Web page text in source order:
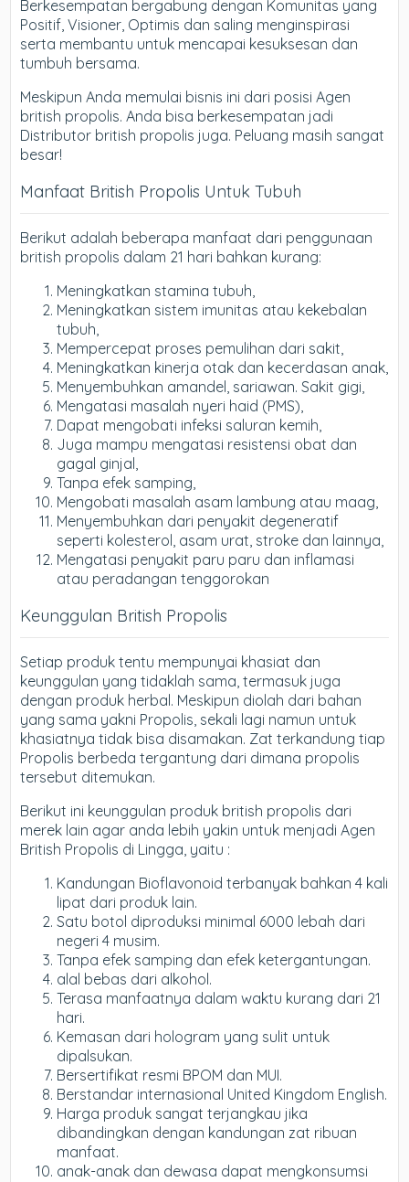
Berkesempatan bergabung dengan Komunitas yang
Positif, Visioner, Optimis dan saling menginspirasi
serta membantu untuk mencapai kesuksesan dan
tumbuh bersama.
Meskipun Anda memulai bisnis ini dari posisi Agen
british propolis. Anda bisa berkesempatan jadi
Distributor british propolis juga. Peluang masih sangat
besar!
Manfaat British Propolis Untuk Tubuh
Berikut adalah beberapa manfaat dari penggunaan
british propolis dalam 21 hari bahkan kurang:
Meningkatkan stamina tubuh,
Meningkatkan sistem imunitas atau kekebalan
tubuh,
Mempercepat proses pemulihan dari sakit,
Meningkatkan kinerja otak dan kecerdasan anak,
Menyembuhkan amandel, sariawan. Sakit gigi,
Mengatasi masalah nyeri haid (PMS),
Dapat mengobati infeksi saluran kemih,
Juga mampu mengatasi resistensi obat dan
gagal ginjal,
Tanpa efek samping,
Mengobati masalah asam lambung atau maag,
Menyembuhkan dari penyakit degeneratif
seperti kolesterol, asam urat, stroke dan lainnya,
Mengatasi penyakit paru paru dan inflamasi
atau peradangan tenggorokan
Keunggulan British Propolis
Setiap produk tentu mempunyai khasiat dan
keunggulan yang tidaklah sama, termasuk juga
dengan produk herbal. Meskipun diolah dari bahan
yang sama yakni Propolis, sekali lagi namun untuk
khasiatnya tidak bisa disamakan. Zat terkandung tiap
Propolis berbeda tergantung dari dimana propolis
tersebut ditemukan.
Berikut ini keunggulan produk british propolis dari
merek lain agar anda lebih yakin untuk menjadi Agen
British Propolis di Lingga, yaitu :
Kandungan Bioflavonoid terbanyak bahkan 4 kali
lipat dari produk lain.
Satu botol diproduksi minimal 6000 lebah dari
negeri 4 musim.
Tanpa efek samping dan efek ketergantungan.
alal bebas dari alkohol.
Terasa manfaatnya dalam waktu kurang dari 21
hari.
Kemasan dari hologram yang sulit untuk
dipalsukan.
Bersertifikat resmi BPOM dan MUI.
Berstandar internasional United Kingdom English.
Harga produk sangat terjangkau jika
dibandingkan dengan kandungan zat ribuan
manfaat.
anak-anak dan dewasa dapat mengkonsumsi